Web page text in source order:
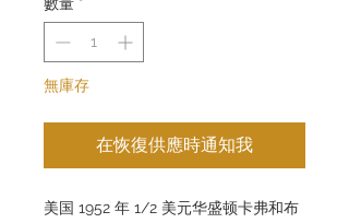
無庫存
在恢復供應時通知我
美国 1952 年 1/2 美元华盛顿卡弗和布